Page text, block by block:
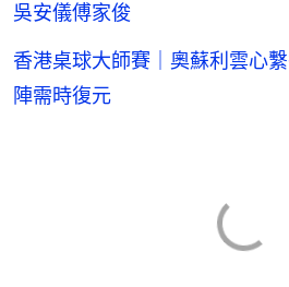
吳安儀傅家俊
香港桌球大師賽｜奧蘇利雲心
陣需時復元